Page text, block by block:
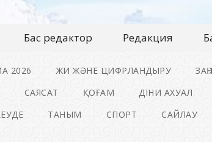
Бас редактор Редакция
2026 ЖИ ЖӘНЕ ЦИФРЛАНДЫРУ
САЯСАТ ҚОҒАМ ДІНИ АХУАЛ
ТАНЫМ СПОРТ САЙЛАУ